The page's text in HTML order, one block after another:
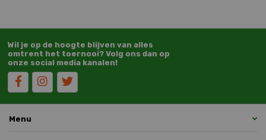
Wil je op de hoogte blijven van alles
omtrent het toernooi? Volg ons dan op
onze social media kanalen!
Menu